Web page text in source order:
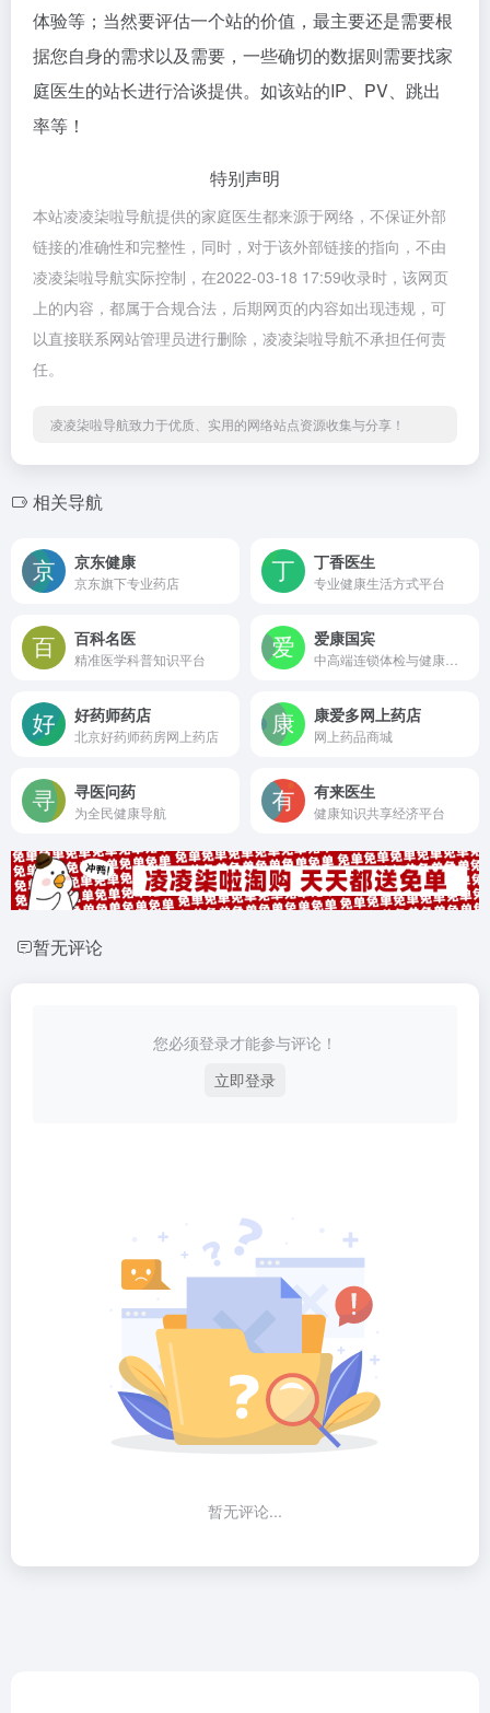
体验等；当然要评估一个站的价值，最主要还是需要根
据您自身的需求以及需要，一些确切的数据则需要找家
庭医生的站长进行洽谈提供。如该站的IP、PV、跳出
率等！
特别声明
本站凌凌柒啦导航提供的家庭医生都来源于网络，不保证外部
链接的准确性和完整性，同时，对于该外部链接的指向，不由
凌凌柒啦导航实际控制，在2022-03-18 17:59收录时，该网页
上的内容，都属于合规合法，后期网页的内容如出现违规，可
以直接联系网站管理员进行删除，凌凌柒啦导航不承担任何责
任。
凌凌柒啦导航致力于优质、实用的网络站点资源收集与分享！
相关导航
京东健康
京东旗下专业药店
丁香医生
专业健康生活方式平台
百科名医
精准医学科普知识平台
爱康国宾
好药师药店
北京好药师药房网上药店
康爱多网上药店
网上药品商城
寻医问药
为全民健康导航
有来医生
健康知识共享经济平台
暂无评论
您必须登录才能参与评论！
立即登录
暂无评论...